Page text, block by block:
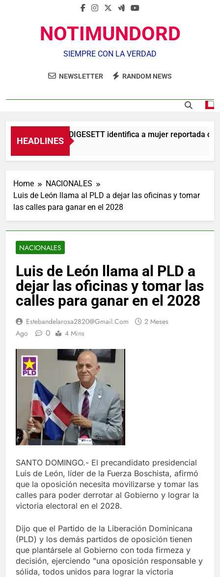
NOTIMUNDORD
SIEMPRE CON LA VERDAD
NEWSLETTER RANDOM NEWS
HEADLINES
Agente de la DIGESETT identifica a mujer reportada
5 Horas Ago
Home
NACIONALES
Luis de León llama al PLD a dejar las oficinas y tomar
las calles para ganar en el 2028
NACIONALES
Luis de León llama al PLD a
dejar las oficinas y tomar las
calles para ganar en el 2028
Estebandelarosa2820@gmail.com
2 Meses
Ago
0 4 Mins
SANTO DOMINGO.- El precandidato presidencial
Luis de León, líder de la Fuerza Boschista, afirmó
que la oposición necesita movilizarse y tomar las
calles para poder derrotar al Gobierno y lograr la
victoria electoral en el 2028.
Dijo que el Partido de la Liberación Dominicana
(PLD) y los demás partidos de oposición tienen
que plantársele al Gobierno con toda firmeza y
decisión, ejerciendo "una oposición responsable y
sólida, todos unidos para lograr la victoria